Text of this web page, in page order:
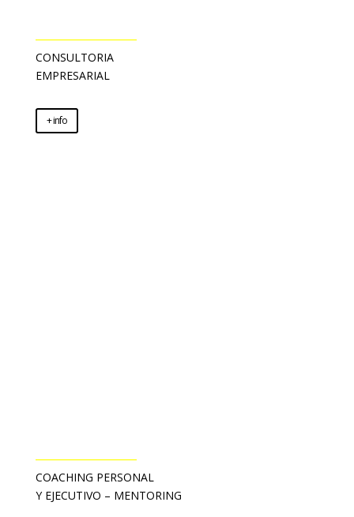
CONSULTORIA
EMPRESARIAL
+ info
COACHING PERSONAL
Y EJECUTIVO – MENTORING